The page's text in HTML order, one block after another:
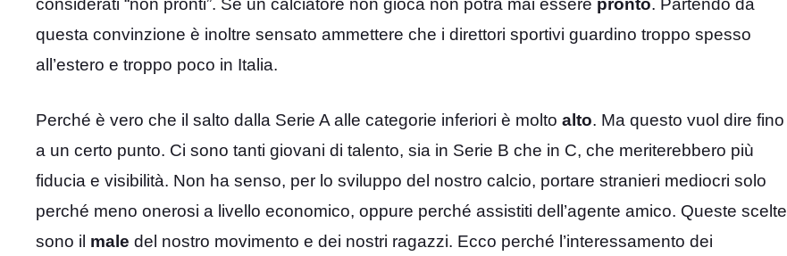
considerati “non pronti”. Se un calciatore non gioca non potrà mai essere pronto. Partendo da
questa convinzione è inoltre sensato ammettere che i direttori sportivi guardino troppo spesso
all’estero e troppo poco in Italia.
Perché è vero che il salto dalla Serie A alle categorie inferiori è molto alto. Ma questo vuol dire fino
a un certo punto. Ci sono tanti giovani di talento, sia in Serie B che in C, che meriterebbero più
fiducia e visibilità. Non ha senso, per lo sviluppo del nostro calcio, portare stranieri mediocri solo
perché meno onerosi a livello economico, oppure perché assistiti dell’agente amico. Queste scelte
sono il male del nostro movimento e dei nostri ragazzi. Ecco perché l’interessamento dei